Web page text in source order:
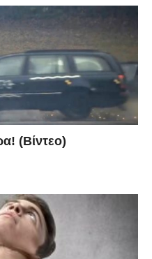
(Βίντεο)